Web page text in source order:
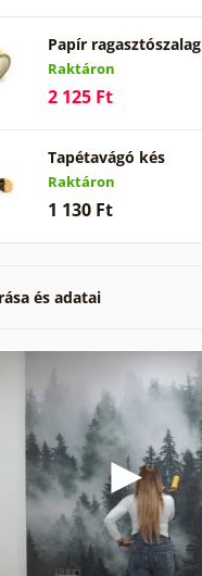
Papír ragasztószalag
Raktáron
2 125 Ft
Tapétavágó kés
Raktáron
1 130 Ft
és adatai